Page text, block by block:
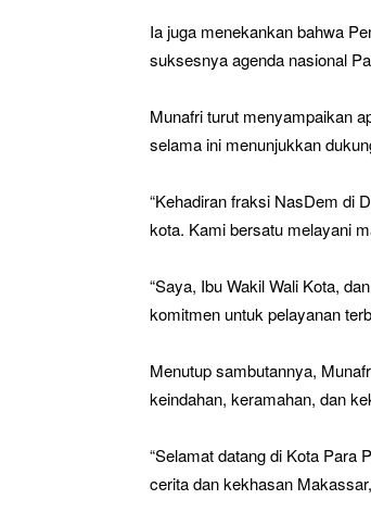
Ia juga menekankan bahwa
suksesnya agenda nasional
Munafri turut menyampaikan
selama ini menunjukkan
“Kehadiran fraksi NasDem di
kota. Kami bersatu melayani
“Saya, Ibu Wakil Wali Kota,
komitmen untuk pelayanan
Menutup sambutannya,
keindahan, keramahan, dan
“Selamat datang di Kota Para
cerita dan kekhasan